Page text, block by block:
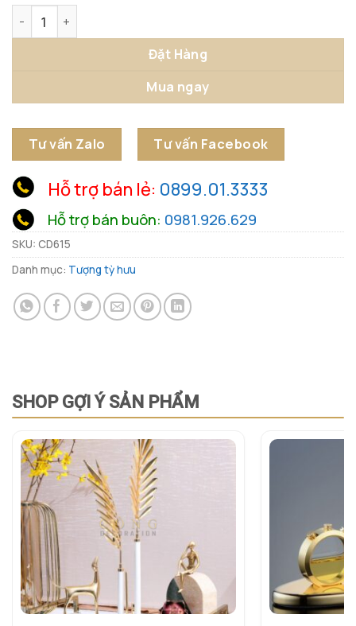
Đặt Hàng
Mua ngay
Tư vấn Zalo Tư vấn Facebook
Hỗ trợ bán lẻ: 0899.01.3333
Hỗ trợ bán buôn: 0981.926.629
SKU: CD615
Danh mục: Tượng tỳ hưu
SHOP GỢI Ý SẢN PHẨM